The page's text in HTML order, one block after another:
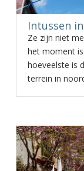
Intussen
Ze zijn niet
het moment
hoeveelste is
terrein in